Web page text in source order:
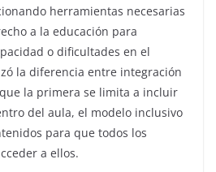
herramientas necesarias
a la educación para
o dificultades en el
la diferencia entre integración
la primera se limita a incluir
del aula, el modelo inclusivo
para que todos los
a ellos.